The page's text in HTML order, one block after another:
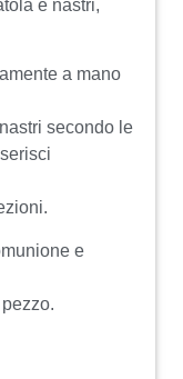
e nastri,
a mano
secondo le
e